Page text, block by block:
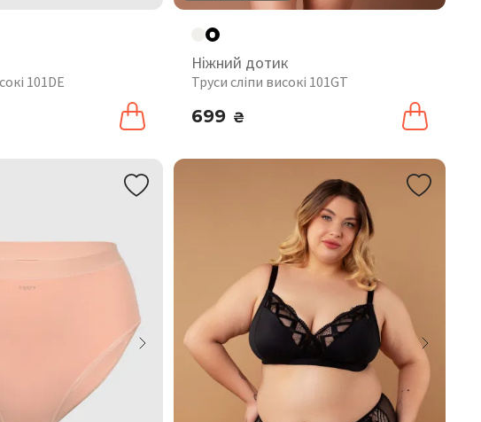
101DE
Ніжний дотик
Труси сліпи високі 101GT
699 ₴